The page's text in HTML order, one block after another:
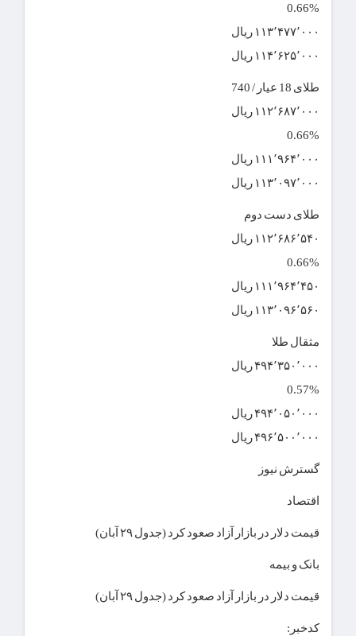
0.66%
۱۱۳٬۴۷۷٬۰۰۰ ریال
۱۱۴٬۶۲۵٬۰۰۰ ریال
طلای 18 عیار / 740
۱۱۲٬۶۸۷٬۰۰۰ ریال
0.66%
۱۱۱٬۹۶۴٬۰۰۰ ریال
۱۱۳٬۰۹۷٬۰۰۰ ریال
طلای دست دوم
۱۱۲٬۶۸۶٬۵۴۰ ریال
0.66%
۱۱۱٬۹۶۴٬۴۵۰ ریال
۱۱۳٬۰۹۶٬۵۶۰ ریال
مثقال طلا
۴۹۴٬۳۵۰٬۰۰۰ ریال
0.57%
۴۹۴٬۰۵۰٬۰۰۰ ریال
۴۹۶٬۵۰۰٬۰۰۰ ریال
گسترش نیوز
اقتصاد
قیمت دلار در بازار آزاد صعود کرد (جدول ۲۹ آبان)
بانک و بیمه
قیمت دلار در بازار آزاد صعود کرد (جدول ۲۹ آبان)
کدخبر: